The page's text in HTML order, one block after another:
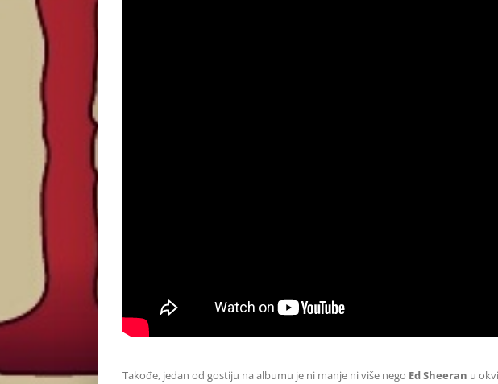
Takođe, jedan od gostiju na albumu je ni manje ni više nego Ed Sheeran u